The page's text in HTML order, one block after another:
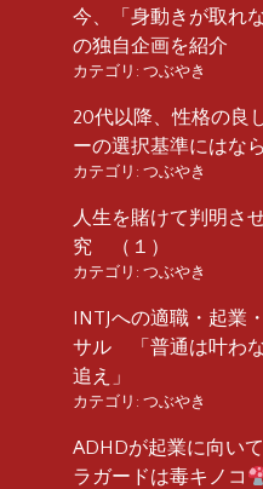
今、「身動きが取れ
の独自企画を紹介
カテゴリ: つぶやき
20代以降、性格の良
ーの選択基準にはな
カテゴリ: つぶやき
人生を賭けて判明さ
究 （１）
カテゴリ: つぶやき
INTJへの適職・起業
サル 「普通は叶わ
追え」
カテゴリ: つぶやき
ADHDが起業に向い
ラガードは毒キノコ